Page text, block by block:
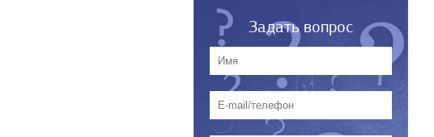
Задать вопрос